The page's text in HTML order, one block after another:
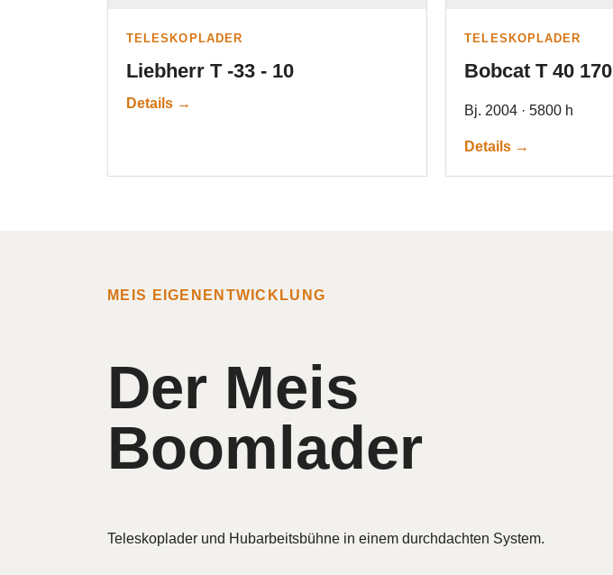
TELESKOPLADER
Liebherr T -33 - 10
Details →
TELESKOPLADER
Bobcat T 40 170
Bj. 2004 · 5800 h
Details →
MEIS EIGENENTWICKLUNG
Der Meis
Boomlader
Teleskoplader und Hubarbeitsbühne in einem durchdachten System.